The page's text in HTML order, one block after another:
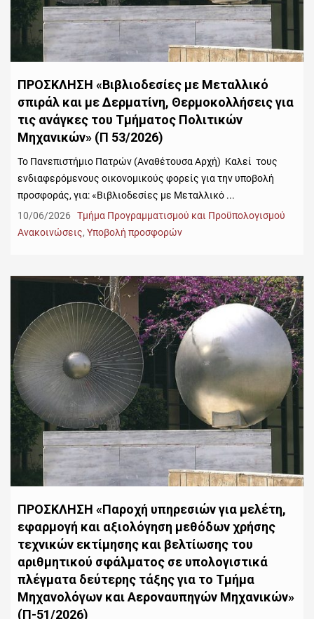
ΠΡΟΣΚΛΗΣΗ «Βιβλιοδεσίες με Μεταλλικό
σπιράλ και με Δερματίνη, Θερμοκολλήσεις για
τις ανάγκες του Τμήματος Πολιτικών
Μηχανικών» (Π 53/2026)
Το Πανεπιστήμιο Πατρών (Αναθέτουσα Αρχή) Καλεί τους
ενδιαφερόμενους οικονομικούς φορείς για την υποβολή
προσφοράς, για: «Βιβλιοδεσίες με Μεταλλικό ...
10/06/2026
Τμήμα Προγραμματισμού και Προϋπολογισμού
Ανακοινώσεις, Υποβολή προσφορών
ΠΡΟΣΚΛΗΣΗ «Παροχή υπηρεσιών για μελέτη,
εφαρμογή και αξιολόγηση μεθόδων χρήσης
τεχνικών εκτίμησης και βελτίωσης του
αριθμητικού σφάλματος σε υπολογιστικά
πλέγματα δεύτερης τάξης για το Τμήμα
Μηχανολόγων και Αεροναυπηγών Μηχανικών»
(Π-51/2026)